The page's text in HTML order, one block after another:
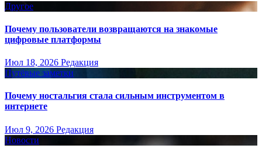
Другое
Почему пользователи возвращаются на знакомые
цифровые платформы
Июл 18, 2026 Редакция
Путёвые заметки
Почему ностальгия стала сильным инструментом в
интернете
Июл 9, 2026 Редакция
Новости